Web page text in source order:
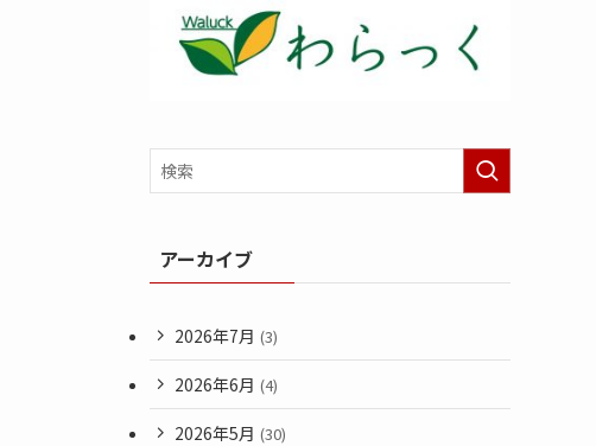
アーカイブ
2026年7月 (3)
2026年6月 (4)
2026年5月 (30)